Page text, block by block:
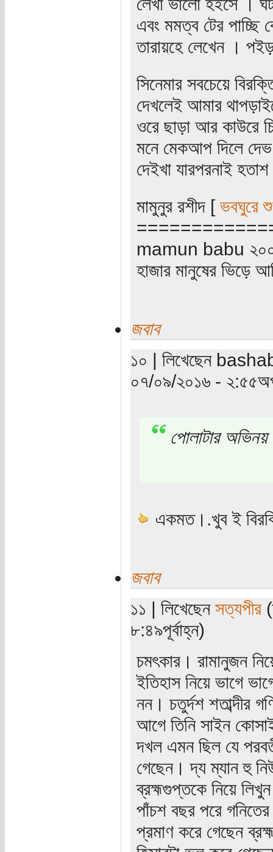
এবং মমত্ব টের পাচ্ছি
তারায়হে লেখেন ।
সিনেমার সবচেয়ে
দেখলেই আমার
ওরে ছাড়া আর কাউরে
মনে মেকআপ দিলে দেভ
দেইখা যারপরনাই
মামুনুর রশীদ [ ভবঘুরে
mamun babu
হাজার মানুষের ভিড়ে
জবাব
১০ | লিখেছেন
০৭/০৯/২০১৬ -
পোলাটার
একমত।.খুব ই
জবাব
১১ | লিখেছেন সত্যপীর
৮:৪৯পূর্বাহ্ন)
চমৎকার। রামানুজন
ইতিহাস নিয়ে ভাগে
নন। চতুর্দশ শতাব্দীর
আগে তিনি সাইন
দখল এমন ছিল যে
গেছেন। দ্য ম্যান হু
ব্রহ্মগুপ্তকে নিয়ে
পাঁচশ বছর পরে
প্রমাণ করে গেছেন